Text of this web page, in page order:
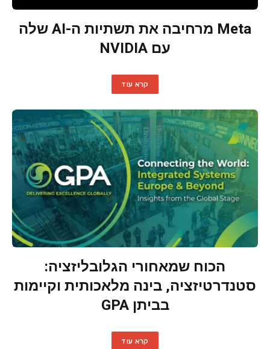
Meta מרחיבה את תשתיות ה-AI שלה
עם NVIDIA
קרא עוד
הכוח שמאחורי הגלובליזציה:
סטנדרטיזציה, בינה מלאכותית וקיימות
בביתן GPA
קרא עוד